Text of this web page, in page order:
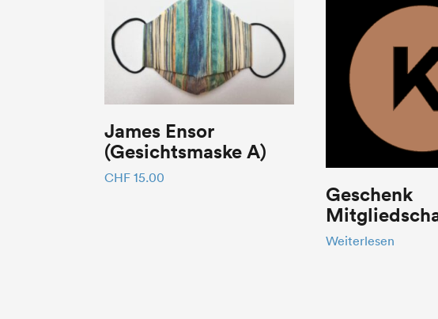
James Ensor
(Gesichtsmaske A)
CHF 15.00
Geschenk
Weiterlesen